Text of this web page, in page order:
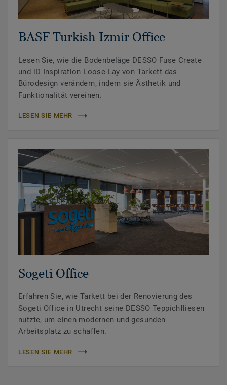
BASF Turkish Izmir Office
Lesen Sie, wie die Bodenbeläge DESSO Fuse Create
und iD Inspiration Loose-Lay von Tarkett das
Bürodesign verändern, indem sie Ästhetik und
Funktionalität vereinen.
LESEN SIE MEHR
Sogeti Office
Erfahren Sie, wie Tarkett bei der Renovierung des
Sogeti Office in Utrecht seine DESSO Teppichfliesen
nutzte, um einen modernen und gesunden
Arbeitsplatz zu schaffen.
LESEN SIE MEHR